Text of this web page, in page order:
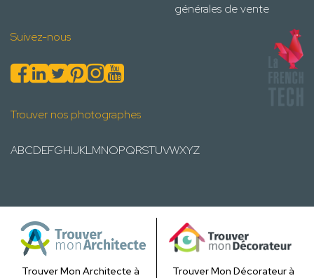
générales de vente
Suivez-nous
Trouver nos photographes
ABCDEFGHIJKLMNOPQRSTUVWXYZ
Trouver Mon Architecte à
Trouver Mon Décorateur à